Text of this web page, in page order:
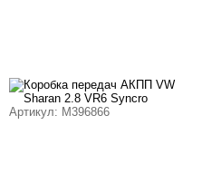
Артикул: M396866